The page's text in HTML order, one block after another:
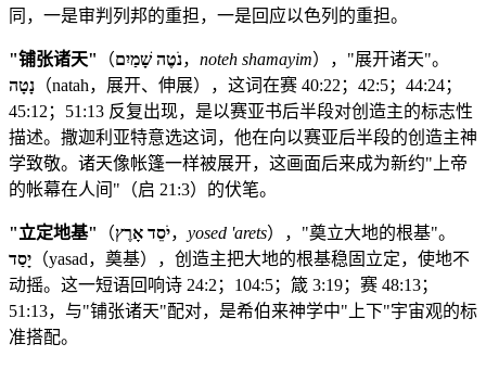
同，一是审判列邦的重担，一是回应以色列的重担。
"铺张诸天" （נֹטֶה שָׁמַיִם， noteh shamayim），"展开诸天"。
נָטָה （natah，展开、伸展），这词在赛 40:22；42:5；44:24；
45:12；51:13 反复出现，是以赛亚书后半段对创造主的标志性
描述。撒迦利亚特意选这词，他在向以赛亚后半段的创造主神
学致敬。诸天像帐篷一样被展开，这画面后来成为新约"上帝
的帐幕在人间"（启 21:3）的伏笔。
"立定地基" （יֹסֵד אָרֶץ， yosed 'arets），"奠立大地的根基"。
יָסַד （yasad，奠基），创造主把大地的根基稳固立定，使地不
动摇。这一短语回响诗 24:2；104:5；箴 3:19；赛 48:13；
51:13，与"铺张诸天"配对，是希伯来神学中"上下"宇宙观的标
准搭配。